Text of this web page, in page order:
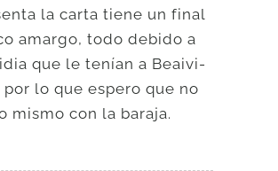
la carta tiene un final
amargo, todo debido a
que le tenían a Beaivi-
por lo que espero que no
mismo con la baraja.